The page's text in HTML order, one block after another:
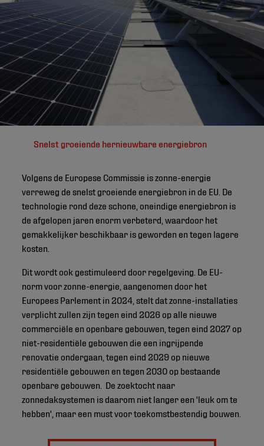
Snelst groeiende hernieuwbare energiebron
Volgens de Europese Commissie is zonne-energie
verreweg de snelst groeiende energiebron in de EU. De
technologie rond deze schone, oneindige energiebron is
de afgelopen jaren enorm verbeterd, waardoor het
gemakkelijker beschikbaar is geworden en tegen lagere
kosten.
Dit wordt ook gestimuleerd door regelgeving. De EU-
norm voor zonne-energie, aangenomen door het
Europees Parlement in 2024, stelt dat zonne-installaties
verplicht zullen zijn tegen eind 2026 op alle nieuwe
commerciële en openbare gebouwen, tegen eind 2027 op
niet-residentiële gebouwen die een ingrijpende
renovatie ondergaan, tegen eind 2029 op nieuwe
residentiële gebouwen en tegen 2030 op bestaande
openbare gebouwen. De zoektocht naar
zonnedaksystemen is daarom niet langer een 'leuk om te
hebben', maar een must voor toekomstbestendig bouwen.